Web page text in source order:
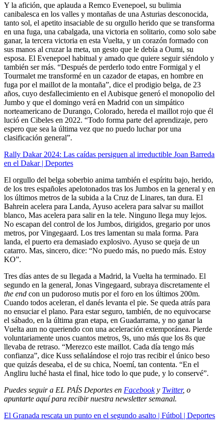
Y la afición, que aplauda a Remco Evenepoel, su bulimia
canibalesca en los valles y montañas de una Asturias desconocida,
tanto sol, el apetito insaciable de su orgullo herido que se transforma
en una fuga, una cabalgada, una victoria en solitario, como solo sabe
ganar, la tercera victoria en esta Vuelta, y un corazón formado con
sus manos al cruzar la meta, un gesto que le debía a Oumi, su
esposa. El Evenepoel habitual y amado que quiere seguir siéndolo y
también ser más. “Después de perderlo todo entre Formigal y el
Tourmalet me transformé en un cazador de etapas, en hombre en
fuga por el maillot de la montaña”, dice el prodigio belga, de 23
años, cuyo desfallecimiento en el Aubisque generó el monopolio del
Jumbo y que el domingo verá en Madrid con un simpático
norteamericano de Durango, Colorado, hereda el maillot rojo que él
lució en Cibeles en 2022. “Todo forma parte del aprendizaje, pero
espero que sea la última vez que no puedo luchar por una
clasificación general”.
Rally Dakar 2024: Las caídas persiguen al irreductible Joan Barreda
en el Dakar | Deportes
El orgullo del belga soberbio anima también el espíritu bajo, herido,
de los tres españoles apelotonados tras los Jumbos en la general y en
los últimos metros de la subida a la Cruz de Linares, tan dura. El
Bahrein acelera para Landa, Ayuso acelera para salvar su maillot
blanco, Mas acelera para salir en la tele. Ninguno llega muy lejos.
No escapan del control de los Jumbos, dirigidos, gregario por unos
metros, por Vingegaard. Los tres lamentan su mala forma. Para
landa, el puerto era demasiado explosivo. Ayuso se queja de un
catarro. Mas, sincero, dice: “No puedo más, no puedo más. Estoy
KO”.
Tres días antes de su llegada a Madrid, la Vuelta ha terminado. El
segundo en la general, Jonas Vingegaard, subraya discretamente el
the end con un pudoroso mutis por el foro en los últimos 200m.
Cuando todos aceleran, el danés levanta el pie. Se queda atrás para
no ensuciar el plano. Para estar seguro, también, de no equivocarse
el sábado, en la última gran etapa, en Guadarrama, y no ganar la
Vuelta aun no queriendo con una aceleración extemporánea. Pierde
voluntariamente unos cuantos metros, 9s, uno más que los 8s que
llevaba de retraso. “Merezco este maillot. Cada día tengo más
confianza”, dice Kuss señalándose el rojo tras recibir el único beso
que quizás deseaba, el de su chica, Noemí, tan contenta. “En el
Angliru luché hasta el final, hice todo lo que pude, y lo conservé”.
Puedes seguir a EL PAÍS Deportes en Facebooky Twitter, o
apuntarte aquí para recibirnuestra newsletter semanal.
El Granada rescata un punto en el segundo asalto | Fútbol | Deportes